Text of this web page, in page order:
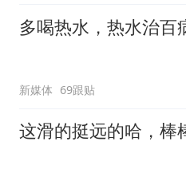
多喝热水，热水治百
新媒体 69跟贴
这滑的挺远的哈，棒